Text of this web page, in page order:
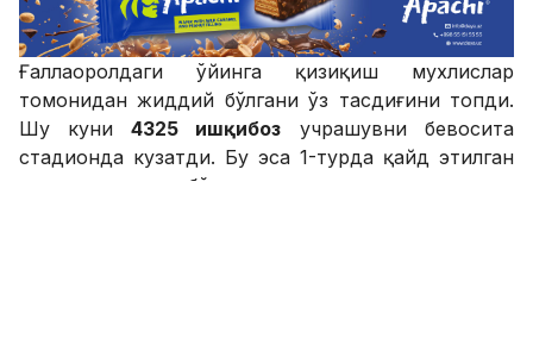
Ғаллаоролдаги ўйинга қизиқиш мухлислар
томонидан жиддий бўлгани ўз тасдиғини топди.
Шу куни 4325 ишқибоз учрашувни бевосита
стадионда кузатди. Бу эса 1-турда қайд этилган
энг яхши натижа бўлди.